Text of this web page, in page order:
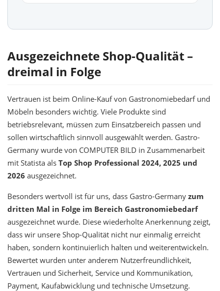
Ausgezeichnete Shop-Qualität –
dreimal in Folge
Vertrauen ist beim Online-Kauf von Gastronomiebedarf und
Möbeln besonders wichtig. Viele Produkte sind
betriebsrelevant, müssen zum Einsatzbereich passen und
sollen wirtschaftlich sinnvoll ausgewählt werden. Gastro-
Germany wurde von COMPUTER BILD in Zusammenarbeit
mit Statista als Top Shop Professional 2024, 2025 und
2026 ausgezeichnet.
Besonders wertvoll ist für uns, dass Gastro-Germany zum
dritten Mal in Folge im Bereich Gastronomiebedarf
ausgezeichnet wurde. Diese wiederholte Anerkennung zeigt,
dass wir unsere Shop-Qualität nicht nur einmalig erreicht
haben, sondern kontinuierlich halten und weiterentwickeln.
Bewertet wurden unter anderem Nutzerfreundlichkeit,
Vertrauen und Sicherheit, Service und Kommunikation,
Payment, Kaufabwicklung und technische Umsetzung.